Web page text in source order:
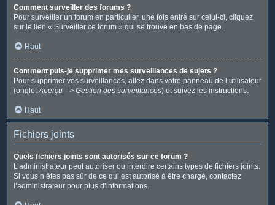
Comment surveiller des forums ?
Pour surveiller un forum en particulier, une fois entré sur celui-ci, cliquez
sur le lien « Surveiller ce forum » qui se trouve en bas de page.
Haut
Comment puis-je supprimer mes surveillances de sujets ?
Pour supprimer vos surveillances, allez dans votre panneau de l’utilisateur
(ongletAperçu --> Gestion des surveillances) et suivez les instructions.
Haut
Fichiers joints
Quels fichiers joints sont autorisés sur ce forum ?
L’administrateur peut autoriser ou interdire certains types de fichiers joints.
Si vous n’êtes pas sûr de ce qui est autorisé à être chargé, contactez
l’administrateur pour plus d’informations.